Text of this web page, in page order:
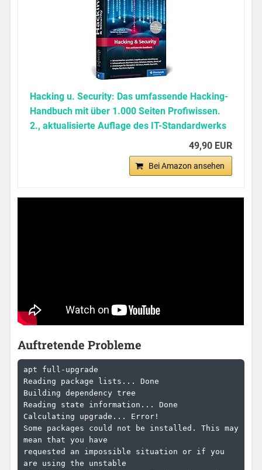
Hacking u. Security: Das umfassende Hacking-
Handbuch mit über 1.000 Seiten Profiwissen.
2., aktualisierte Auflage des IT-Standardwerks
49,90 EUR
Bei Amazon ansehen
Auftretende Probleme
apt full-upgrade
Reading package lists... Done
Building dependency tree
Reading state information... Done
Calculating upgrade... Error!
Some packages could not be installed. This may
mean that you have
requested an impossible situation or if you
are using the unstable